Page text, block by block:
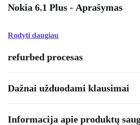
Nokia 6.1 Plus - Aprašymas
Rodyti daugiau
refurbed procesas
Dažnai užduodami klausimai
Informacija apie produktų